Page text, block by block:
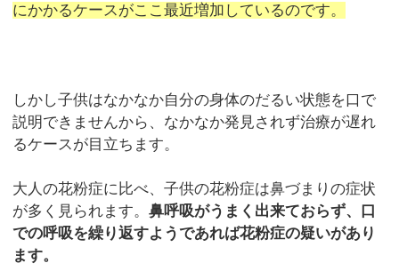
にかかるケースがここ最近増加しているのです。
しかし子供はなかなか自分の身体のだるい状態を口で
説明できませんから、なかなか発見されず治療が遅れ
るケースが目立ちます。
大人の花粉症に比べ、子供の花粉症は鼻づまりの症状
が多く見られます。鼻呼吸がうまく出来ておらず、口
での呼吸を繰り返すようであれば花粉症の疑いがあり
ます。